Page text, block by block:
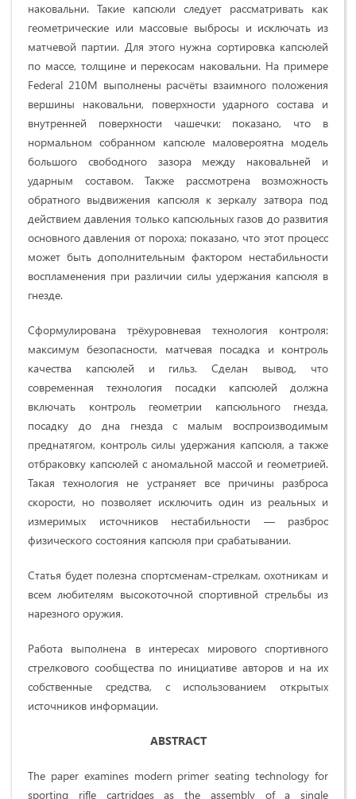
наковальни. Такие капсюли следует рассматривать как
геометрические или массовые выбросы и исключать из
матчевой партии. Для этого нужна сортировка капсюлей
по массе, толщине и перекосам наковальни. На примере
Federal 210M выполнены расчёты взаимного положения
вершины наковальни, поверхности ударного состава и
внутренней поверхности чашечки; показано, что в
нормальном собранном капсюле маловероятна модель
большого свободного зазора между наковальней и
ударным составом. Также рассмотрена возможность
обратного выдвижения капсюля к зеркалу затвора под
действием давления только капсюльных газов до развития
основного давления от пороха; показано, что этот процесс
может быть дополнительным фактором нестабильности
воспламенения при различии силы удержания капсюля в
гнезде.
Сформулирована трёхуровневая технология контроля:
максимум безопасности, матчевая посадка и контроль
качества капсюлей и гильз. Сделан вывод, что
современная технология посадки капсюлей должна
включать контроль геометрии капсюльного гнезда,
посадку до дна гнезда с малым воспроизводимым
преднатягом, контроль силы удержания капсюля, а также
отбраковку капсюлей с аномальной массой и геометрией.
Такая технология не устраняет все причины разброса
скорости, но позволяет исключить один из реальных и
измеримых источников нестабильности — разброс
физического состояния капсюля при срабатывании.
Статья будет полезна спортсменам-стрелкам, охотникам и
всем любителям высокоточной спортивной стрельбы из
нарезного оружия.
Работа выполнена в интересах мирового спортивного
стрелкового сообщества по инициативе авторов и на их
собственные средства, с использованием открытых
источников информации.
ABSTRACT
The paper examines modern primer seating technology for
sporting rifle cartridges as the assembly of a single